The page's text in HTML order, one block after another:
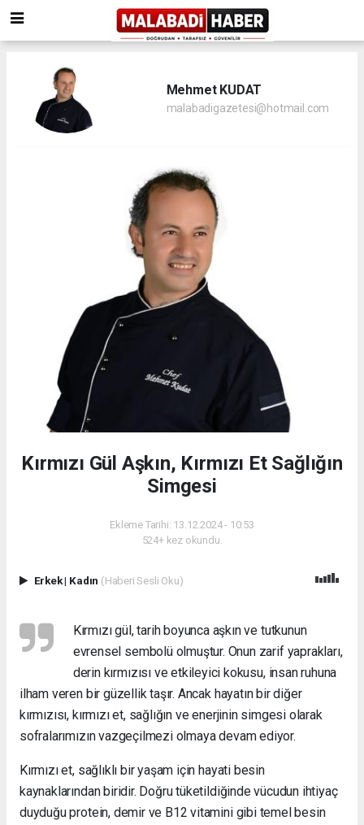
Mehmet KUDAT
malabadigazetesi@hotmail.com
Kırmızı Gül Aşkın, Kırmızı Et Sağlığın
Simgesi
Ekleme Tarihi: 13.12.2024 - 10:53
524+ kez okundu.
Erkek| Kadın (Haberi Sesli Oku)
Kırmızı gül, tarih boyunca aşkın ve tutkunun
evrensel sembolü olmuştur. Onun zarif yaprakları,
derin kırmızısı ve etkileyici kokusu, insan ruhuna
ilham veren bir güzellik taşır. Ancak hayatın bir diğer
kırmızısı, kırmızı et, sağlığın ve enerjinin simgesi olarak
sofralarımızın vazgeçilmezi olmaya devam ediyor.
Kırmızı et, sağlıklı bir yaşam için hayati besin
kaynaklarından biridir. Doğru tüketildiğinde vücudun ihtiyaç
duyduğu protein, demir ve B12 vitamini gibi temel besin